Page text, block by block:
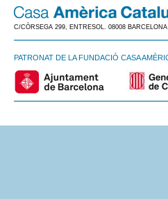
C/CÒRSEGA 299, ENTRESOL. 08008 BARCELONA
PATRONAT DE LA FUNDACIÓ CASA